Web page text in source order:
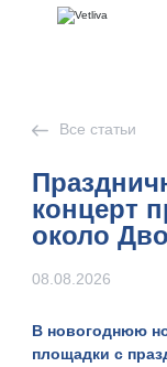
Все статьи
концерт
около
08.08.2026
В новогоднюю
площадки с